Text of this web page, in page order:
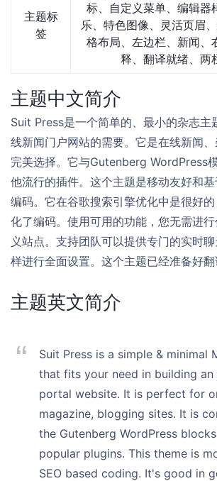
主题标
签
标、自定义菜单、编辑器
乐、特色图像、灵活页眉
格布局、左边栏、新闻、
释、翻译就绪、两
主题中文简介
Suit Press是一个简单的、最小的杂志主
线新闻门户网站的需要。它是在线新闻
完美选择。它与Gutenberg WordPress
他流行的插件。这个主题是移动友好和
编码。它在谷歌搜索引擎优化中是很好
化了编码。使用可用的功能，您无需进
义站点。支持团队可以提供专门的实时
样进行全面设置。这个主题已经准备好翻
主题英文简介
Suit Press is a simple & minimal
that fits your need in building an
portal website. It is perfect for
magazine, blogging sites. It is
the Gutenberg WordPress
popular plugins. This theme is
SEO based coding. It's good in